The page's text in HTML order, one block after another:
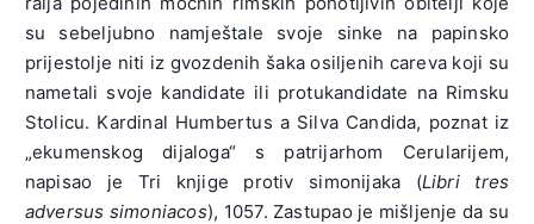
su sebeljubno namještale svoje sinke na papinsko
prijestolje niti iz gvozdenih šaka osiljenih careva koji su
nametali svoje kandidate ili protukandidate na Rimsku
Stolicu. Kardinal Humbertus a Silva Candida, poznat iz
„ekumenskog dijaloga“ s patrijarhom Cerularijem,
napisao je Tri knjige protiv simonijaka (Libri tres
adversus simoniacos), 1057. Zastupao je mišljenje da su